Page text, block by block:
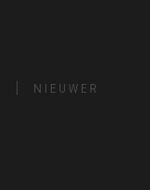
NIEUWER